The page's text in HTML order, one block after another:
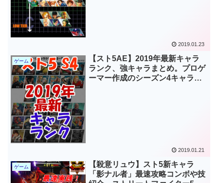
2019.01.23
ゲーム
【スト5AE】2019年最新キャラ
ランク、強キャラまとめ。プロゲ
ーマー作成のシーズン4キャララ
2019.01.21
ゲーム
【殺意リュウ】スト5新キャラ
「影ナル者」最速攻略コンボや技